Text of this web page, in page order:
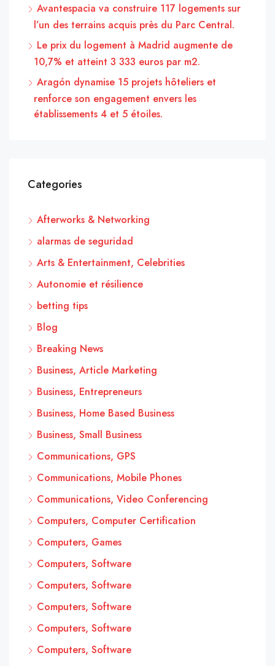
Avantespacia va construire 117 logements sur
l’un des terrains acquis près du Parc Central.
Le prix du logement à Madrid augmente de
10,7% et atteint 3 333 euros par m2.
Aragón dynamise 15 projets hôteliers et
renforce son engagement envers les
établissements 4 et 5 étoiles.
Categories
Afterworks & Networking
alarmas de seguridad
Arts & Entertainment, Celebrities
Autonomie et résilience
betting tips
Blog
Breaking News
Business, Article Marketing
Business, Entrepreneurs
Business, Home Based Business
Business, Small Business
Communications, GPS
Communications, Mobile Phones
Communications, Video Conferencing
Computers, Computer Certification
Computers, Games
Computers, Software
Computers, Software
Computers, Software
Computers, Software
Computers, Software